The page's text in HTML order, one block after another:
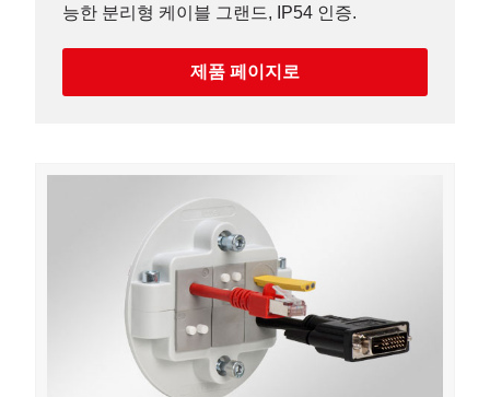
능한 분리형 케이블 그랜드, IP54 인증.
제품 페이지로